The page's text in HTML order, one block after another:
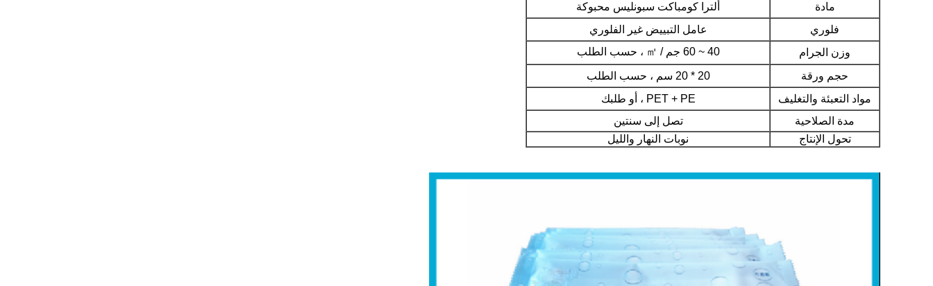
مادة
ألترا كومباكت سبونليس محبوكة
فلوري
عامل التبييض غير الفلوري
وزن الجرام
40 ~ 60 جم ​​/ ㎡ ، حسب الطلب
حجم ورقة
20 * 20 سم ، حسب الطلب
مواد التعبئة والتغليف
PET + PE ، أو طلبك
مدة الصلاحية
تصل إلى سنتين
تحول الإنتاج
نوبات النهار والليل